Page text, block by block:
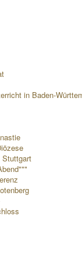
in Baden-
Stuttgart